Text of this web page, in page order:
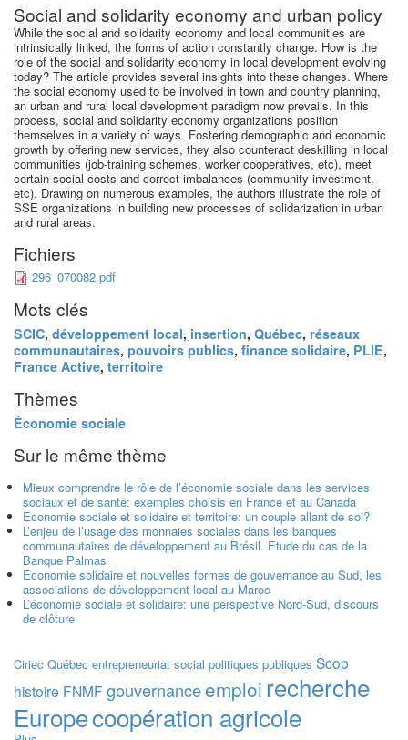
Social and solidarity economy and urban policy
While the social and solidarity economy and local communities are
intrinsically linked, the forms of action constantly change. How is the
role of the social and solidarity economy in local development evolving
today? The article provides several insights into these changes. Where
the social economy used to be involved in town and country planning,
an urban and rural local development paradigm now prevails. In this
process, social and solidarity economy organizations position
themselves in a variety of ways. Fostering demographic and economic
growth by offering new services, they also counteract deskilling in local
communities (job-training schemes, worker cooperatives, etc), meet
certain social costs and correct imbalances (community investment,
etc). Drawing on numerous examples, the authors illustrate the role of
SSE organizations in building new processes of solidarization in urban
and rural areas.
Fichiers
296_070082.pdf
Mots clés
SCIC, développement local, insertion, Québec, réseaux
communautaires, pouvoirs publics, finance solidaire, PLIE,
France Active, territoire
Thèmes
Économie sociale
Sur le même thème
Mieux comprendre le rôle de l’économie sociale dans les services
sociaux et de santé: exemples choisis en France et au Canada
Economie sociale et solidaire et territoire: un couple allant de soi?
L’enjeu de l’usage des monnaies sociales dans les banques
communautaires de développement au Brésil. Etude du cas de la
Banque Palmas
Economie solidaire et nouvelles formes de gouvernance au Sud, les
associations de développement local au Maroc
L’économie sociale et solidaire: une perspective Nord-Sud, discours
de clôture
Ciriec Québec entrepreneuriat social politiques publiques Scop
histoire FNMF gouvernanceemploi recherche
Europecoopération agricole